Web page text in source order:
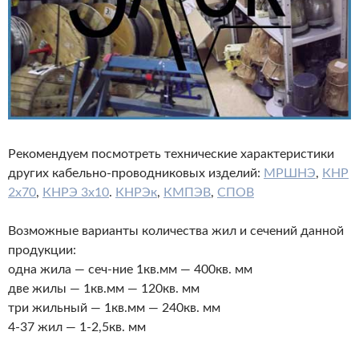
Рекомендуем посмотреть технические характеристики
других кабельно-проводниковых изделий: МРШНЭ, КНР
2х70, КНРЭ 3х10. КНРЭк, КМПЭВ, СПОВ
Возможные варианты количества жил и сечений данной
продукции:
одна жила — сеч-ние 1кв.мм — 400кв. мм
две жилы — 1кв.мм — 120кв. мм
три жильный — 1кв.мм — 240кв. мм
4-37 жил — 1-2,5кв. мм